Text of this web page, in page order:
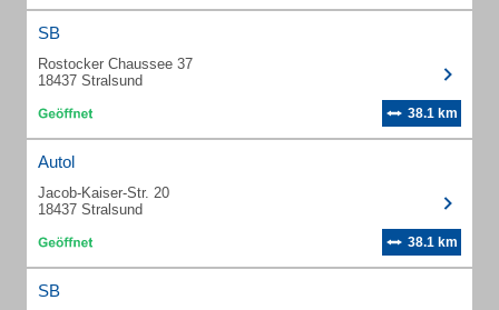
SB
Rostocker Chaussee 37
18437 Stralsund
38.1 km
Autol
Jacob-Kaiser-Str. 20
18437 Stralsund
38.1 km
SB